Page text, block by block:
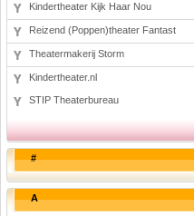
Kindertheater Kijk Haar Nou
Reizend (Poppen)theater Fantast
Theatermakerij Storm
Kindertheater.nl
STIP Theaterbureau
#
A